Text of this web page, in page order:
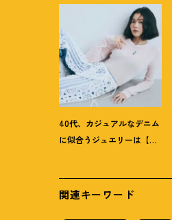
40代、カジュアルなデニム
に似合うジュエリーは【お
関連キーワード